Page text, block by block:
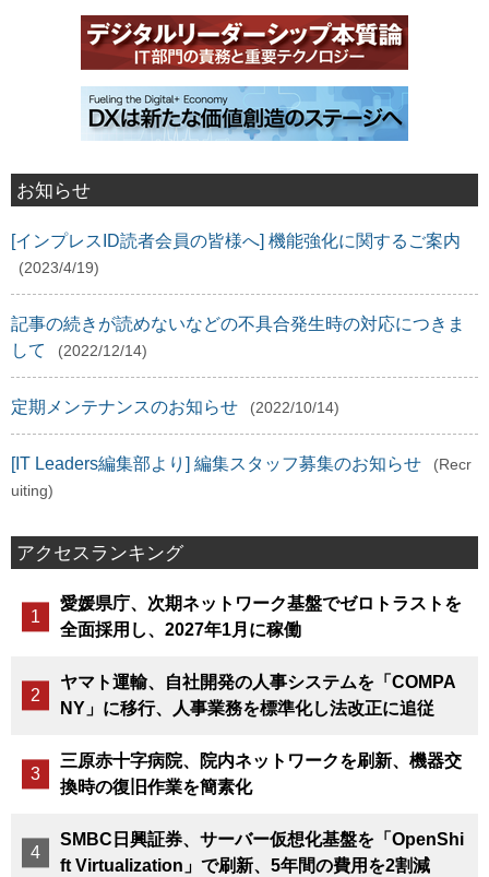
お知らせ
[インプレスID読者会員の皆様へ] 機能強化に関するご案内
(2023/4/19)
記事の続きが読めないなどの不具合発生時の対応につきま
して
(2022/12/14)
定期メンテナンスのお知らせ (2022/10/14)
[IT Leaders編集部より] 編集スタッフ募集のお知らせ
(Recr
uiting)
アクセスランキング
愛媛県庁、次期ネットワーク基盤でゼロトラストを
全面採用し、2027年1月に稼働
ヤマト運輸、自社開発の人事システムを「COMPA
NY」に移行、人事業務を標準化し法改正に追従
三原赤十字病院、院内ネットワークを刷新、機器交
換時の復旧作業を簡素化
SMBC日興証券、サーバー仮想化基盤を「OpenShi
ft Virtualization」で刷新、5年間の費用を2割減